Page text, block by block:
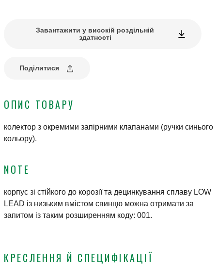
Завантажити у високій роздільній
здатності
Поділитися
ОПИС ТОВАРУ
колектор з окремими запірними клапанами (ручки синього
кольору).
NOTE
корпус зі стійкого до корозії та децинкування сплаву LOW
LEAD із низьким вмістом свинцю можна отримати за
запитом із таким розширенням коду: 001.
КРЕСЛЕННЯ Й СПЕЦИФІКАЦІЇ